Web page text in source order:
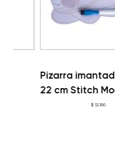
Pizarra imantada 30 x
22 cm Stitch Mooving